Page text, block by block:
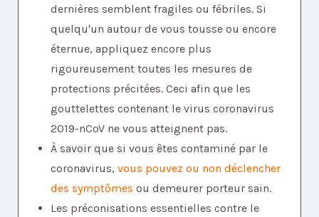
dernières semblent fragiles ou fébriles. Si
quelqu'un autour de vous tousse ou encore
éternue, appliquez encore plus
rigoureusement toutes les mesures de
protections précitées. Ceci afin que les
gouttelettes contenant le virus coronavirus
2019-nCoV ne vous atteignent pas.
À savoir que si vous êtes contaminé par le
coronavirus, vous pouvez ou non déclencher
des symptômes ou demeurer porteur sain.
Les préconisations essentielles contre le